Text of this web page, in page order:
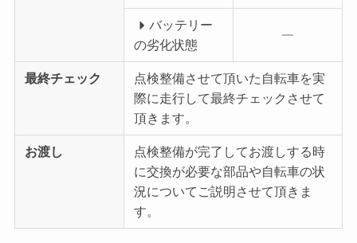
バッテリー
の劣化状態
最終チェック
点検整備させて頂いた自転車を実
際に走行して最終チェックさせて
頂きます。
お渡し
点検整備が完了してお渡しする時
に交換が必要な部品や自転車の状
況についてご説明させて頂きま
す。